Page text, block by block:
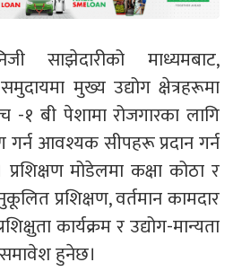
साझेदारीको माध्यमबाट,
मुख्य उद्योग क्षेत्रहरूमा
१ बी पेशामा रोजगारका लागि
आवश्यक सीपहरू प्रदान गर्न
प्रशिक्षण मोडेलमा कक्षा कोठा र
प्रशिक्षण, वर्तमान कामदार
कार्यक्रम र उद्योग-मान्यता
समावेश हुनेछ।